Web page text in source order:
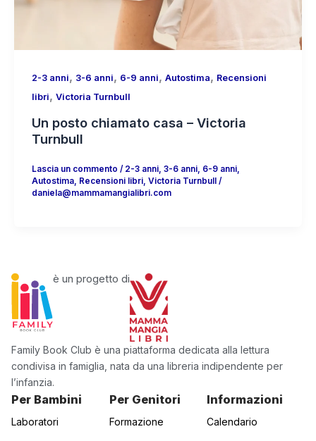
2-3 anni, 3-6 anni, 6-9 anni, Autostima, Recensioni
libri, Victoria Turnbull
Un posto chiamato casa – Victoria
Turnbull
Lascia un commento / 2-3 anni, 3-6 anni, 6-9 anni,
Autostima, Recensioni libri, Victoria Turnbull
/
daniela@mammamangialibri.com
è un progetto di
Family Book Club è una piattaforma dedicata alla lettura
condivisa in famiglia, nata da una libreria indipendente per
l’infanzia.
Per Bambini
Laboratori
Per Genitori
Formazione
Informazioni
Calendario